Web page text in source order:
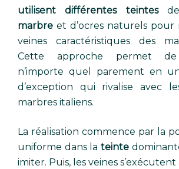
utilisent différentes teintes
marbre et d’ocres naturels pour
veines caractéristiques des
Cette approche permet
n’importe quel parement en
d’exception qui rivalise avec
marbres italiens.
La réalisation commence par la
uniforme dans lateinte
imiter. Puis, les veines s’exécutent